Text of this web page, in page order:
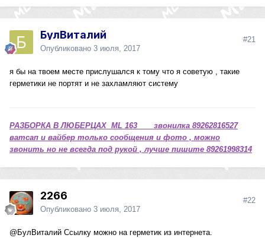
БулВиталий
Опубликовано 3 июля, 2017
#21
я бы на твоем месте прислушался к тому что я советую , такие
герметики не портят и не захламляют систему
РАЗБОРКА В ЛЮБЕРЦАХ ML 163 звонилка 89262816527
ватсап и вайбер только сообщения и фото , можно
звонить но не всегда под рукой , лучше пишите 89261998314
2266
Опубликовано 3 июля, 2017
#22
@БулВиталий Ссылку можно на герметик из интернета.